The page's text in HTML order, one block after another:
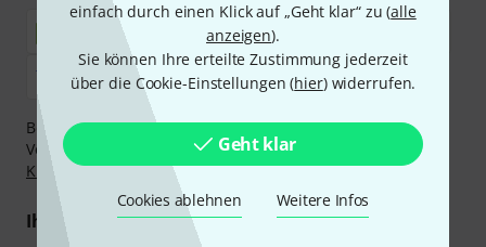
einfach durch einen Klick auf „Geht klar“ zu (alle
anzeigen).
Sie können Ihre erteilte Zustimmung jederzeit
über die Cookie-Einstellungen (hier) widerrufen.
Geht klar
Cookies ablehnen Weitere Infos
Bezahlen Sie vertraulich und sicher per Nachnahme,
Vorkasse, PayPal, Amazon Pay,Klarna Sofort bezahlen
,
Klarna Ratenzahlungoder Kreditkarte.
Ihre Vorteile